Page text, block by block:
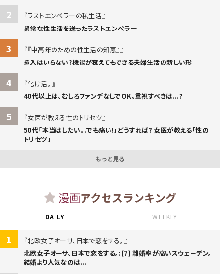
2
ラストエンペラーの私生活
異常な性生活を送ったラストエンペラー
3
『中高年のための性生活の知恵』
挿入はいらない?機能が衰えてもできる夫婦生活の新しい形
4
化け活。
40代以上は、むしろファンデなしでOK。重視すべきは...?
5
女医が教える性のトリセツ
50代「本当はしたい...でも痛い!」どうすれば? 女医が教える「性の
トリセツ」
もっと見る
漫画アクセスランキング
DAILY WEEKLY
1
北欧女子オーサ、日本で恋をする。
北欧女子オーサ、日本で恋をする。:(7) 離婚率が高いスウェーデン。
結婚より人気なのは...